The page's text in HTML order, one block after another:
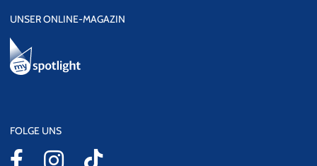
UNSER ONLINE-MAGAZIN
FOLGE UNS